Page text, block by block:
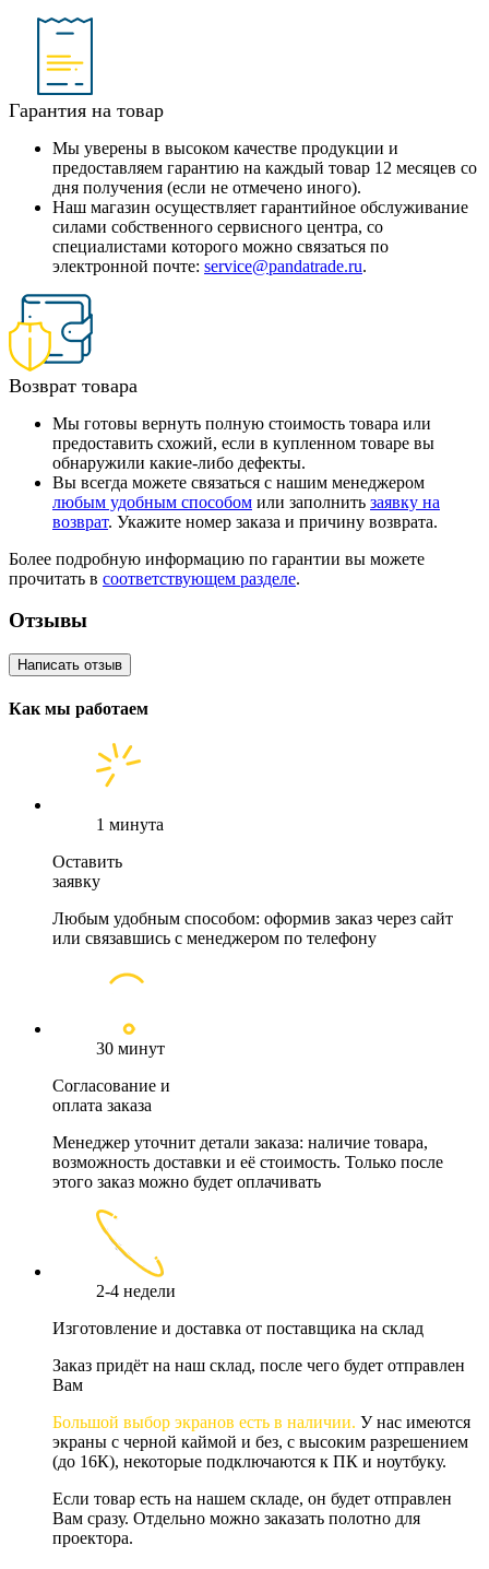
Гарантия на товар
Мы уверены в высоком качестве продукции и
предоставляем гарантию на каждый товар 12 месяцев со
дня получения (если не отмечено иного).
Наш магазин осуществляет гарантийное обслуживание
силами собственного сервисного центра, со
специалистами которого можно связаться по
электронной почте: service@pandatrade.ru.
Возврат товара
Мы готовы вернуть полную стоимость товара или
предоставить схожий, если в купленном товаре вы
обнаружили какие-либо дефекты.
Вы всегда можете связаться с нашим менеджером
любым удобным способом или заполнить заявку на
возврат. Укажите номер заказа и причину возврата.
Более подробную информацию по гарантии вы можете
прочитать в соответствующем разделе.
Отзывы
Написать отзыв
Как мы работаем
1 минута
Оставить
заявку
Любым удобным способом: оформив заказ через сайт
или связавшись с менеджером по телефону
30 минут
Согласование и
оплата заказа
Менеджер уточнит детали заказа: наличие товара,
возможность доставки и её стоимость. Только после
этого заказ можно будет оплачивать
2-4 недели
Изготовление и доставка от поставщика на склад
Заказ придёт на наш склад, после чего будет отправлен
Вам
Большой выбор экранов есть в наличии. У нас имеются
экраны с черной каймой и без, с высоким разрешением
(до 16К), некоторые подключаются к ПК и ноутбуку.
Если товар есть на нашем складе, он будет отправлен
Вам сразу. Отдельно можно заказать полотно для
проектора.